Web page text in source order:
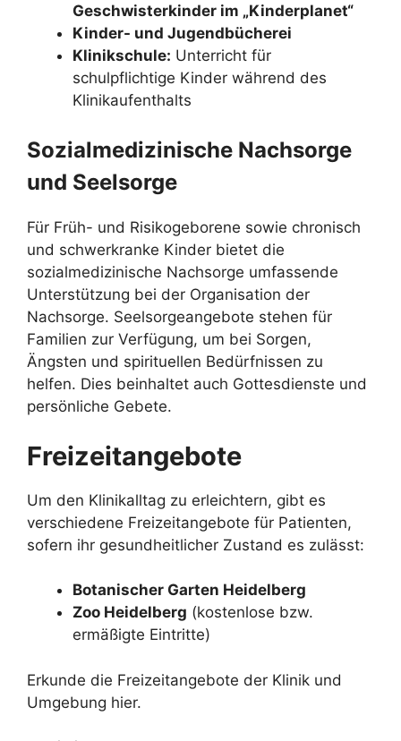
Geschwisterkinder im „Kinderplanet“
Kinder- und Jugendbücherei
Klinikschule: Unterricht für
schulpflichtige Kinder während des
Klinikaufenthalts
Sozialmedizinische Nachsorge
und Seelsorge
Für Früh- und Risikogeborene sowie chronisch
und schwerkranke Kinder bietet die
sozialmedizinische Nachsorge umfassende
Unterstützung bei der Organisation der
Nachsorge. Seelsorgeangebote stehen für
Familien zur Verfügung, um bei Sorgen,
Ängsten und spirituellen Bedürfnissen zu
helfen. Dies beinhaltet auch Gottesdienste und
persönliche Gebete.
Freizeitangebote
Um den Klinikalltag zu erleichtern, gibt es
verschiedene Freizeitangebote für Patienten,
sofern ihr gesundheitlicher Zustand es zulässt:
Botanischer Garten Heidelberg
Zoo Heidelberg (kostenlose bzw.
ermäßigte Eintritte)
Erkunde die Freizeitangebote der Klinik und
Umgebung hier.